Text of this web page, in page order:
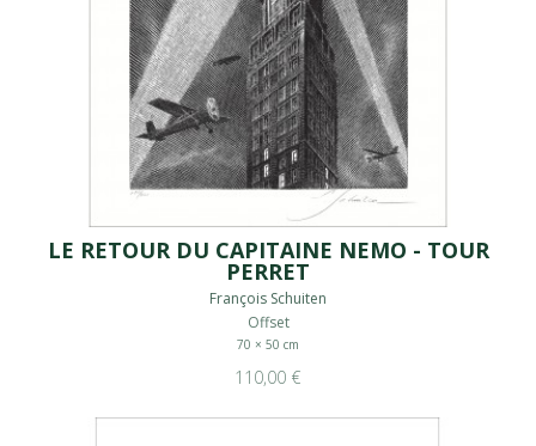
LE RETOUR DU CAPITAINE NEMO - TOUR
PERRET
François Schuiten
Offset
70 × 50 cm
110,00 €